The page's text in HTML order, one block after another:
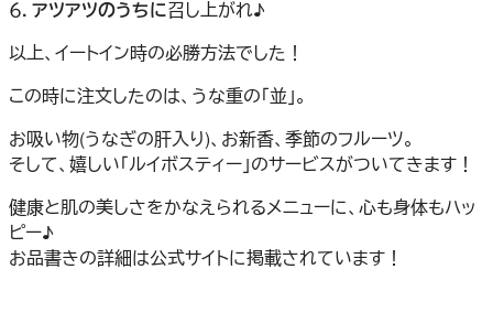
６． アツアツのうちに召し上がれ♪
以上、イートイン時の必勝方法でした！
この時に注文したのは、うな重の「並」。
お吸い物(うなぎの肝入り)、お新香、季節のフルーツ。
そして、嬉しい「ルイボスティー」のサービスがついてきます！
健康と肌の美しさをかなえられるメニューに、心も身体もハッ
ピー♪
お品書きの詳細は公式サイトに掲載されています！